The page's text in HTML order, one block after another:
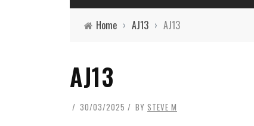
Home › AJ13 › AJ13
AJ13
30/03/2025 BY STEVE M